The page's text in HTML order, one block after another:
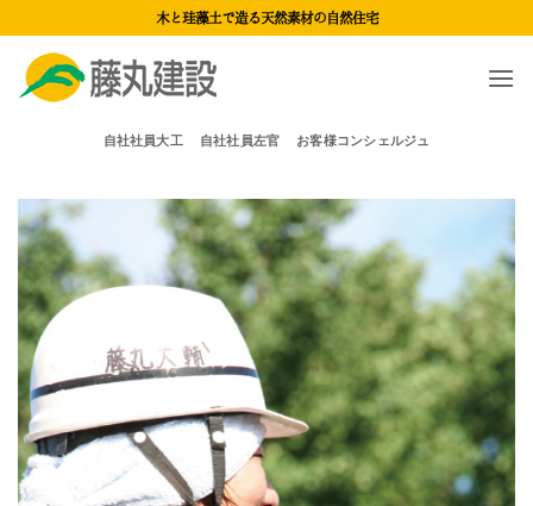
content
木と珪藻土で造る天然素材の自然住宅
自社社員大工 自社社員左官 お客様コンシェルジュ